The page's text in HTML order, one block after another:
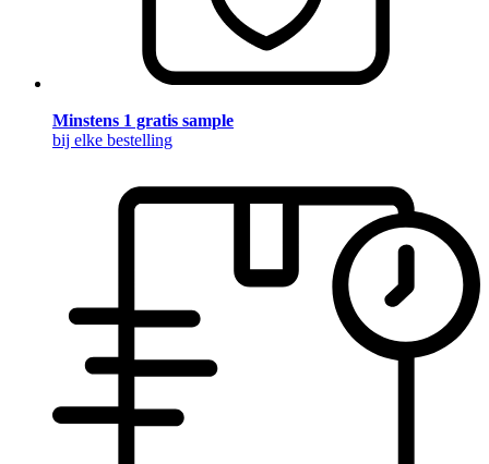
Minstens 1 gratis sample
bij elke bestelling